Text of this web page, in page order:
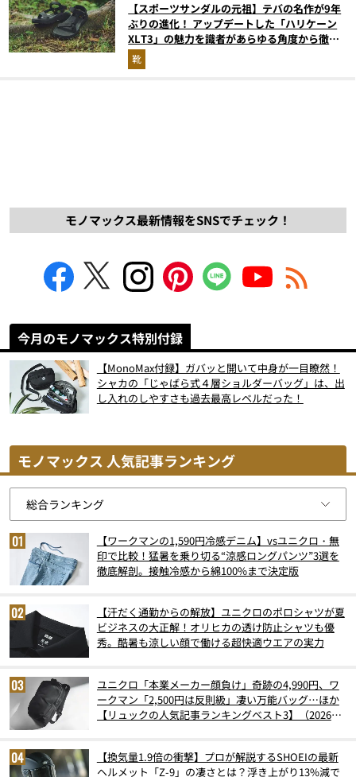
【スポーツサンダルの元祖】テバの名作が9年
ぶりの進化！ アップデートした「ハリケーン
XLT3」の魅力を識者があらゆる角度から徹底
解説！
靴
モノマックス最新情報をSNSでチェック！
今月のモノマックス特別付録
【MonoMax付録】ガバッと開いて中身が一目瞭然！
シャカの「じゃばら式４層ショルダーバッグ」は、出
し入れのしやすさも過去最高レベルだった！
モノマックス 人気記事ランキング
【ワークマンの1,590円冷感デニム】vsユニクロ・無
印で比較！猛暑を乗り切る“涼感ロングパンツ”3選を
徹底解剖。接触冷感から綿100%まで決定版
【汗だく通勤からの解放】ユニクロのポロシャツが夏
ビジネスの大正解！オリヒカの透け防止シャツも優
秀。酷暑も涼しい顔で働ける超快適ウエアの実力
ユニクロ「本業メーカー顔負け」奇跡の4,990円、ワ
ークマン「2,500円は反則級」凄い万能バッグ…ほか
【リュックの人気記事ランキングベスト3】（2026年
【換気量1.9倍の衝撃】プロが解説するSHOEIの最新
ヘルメット「Z-9」の凄さとは？浮き上がり13%減で